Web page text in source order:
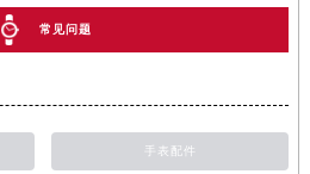
常见问题
手表配件